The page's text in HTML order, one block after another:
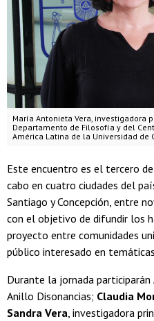
María Antonieta Vera, investigadora
Departamento de Filosofía y del
América Latina de la Universidad de
Este encuentro es el tercero
cabo en cuatro ciudades del
Santiago y Concepción, entre
con el objetivo de difundir los
proyecto entre comunidades
público interesado en
Durante la jornada participarán
Anillo Disonancias; Claudia
Sandra Vera , investigadora